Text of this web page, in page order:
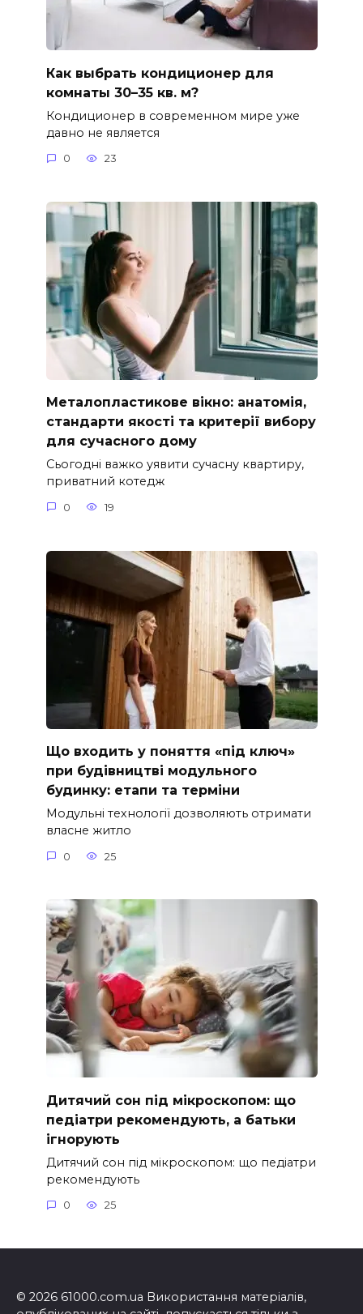
Как выбрать кондиционер для
комнаты 30–35 кв. м?
Кондиционер в современном мире уже
давно не является
0 23
Металопластикове вікно: анатомія,
стандарти якості та критерії вибору
для сучасного дому
Сьогодні важко уявити сучасну квартиру,
приватний котедж
0 19
Що входить у поняття «під ключ»
при будівництві модульного
будинку: етапи та терміни
Модульні технології дозволяють отримати
власне житло
0 25
Дитячий сон під мікроскопом: що
педіатри рекомендують, а батьки
ігнорують
Дитячий сон під мікроскопом: що педіатри
рекомендують
0 25
© 2026 61000.com.ua Використання матеріалів,